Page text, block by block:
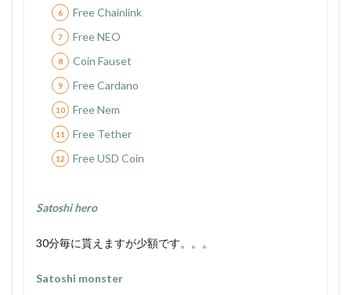
Free Chainlink
Free NEO
Coin Fauset
Free Cardano
Free Nem
Free Tether
Free USD Coin
Satoshi hero
30分毎に貰えますが少額です。。。
Satoshi monster